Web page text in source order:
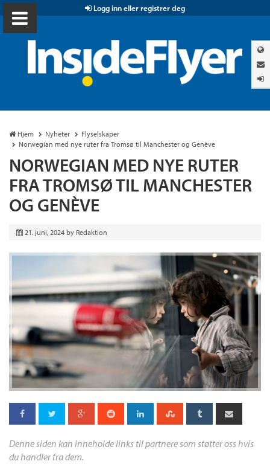
Logg inn eller registrer deg
Hjem Nyheter
Flyselskaper
Norwegian med nye ruter fra Tromsø til Manchester og Genève
NORWEGIAN MED NYE RUTER
FRA TROMSØ TIL MANCHESTER
OG GENÈVE
21. juni, 2024 by Redaktion
Denne siden kan inneholde links til partnere som støtter oss hvis
du handler fra dem.